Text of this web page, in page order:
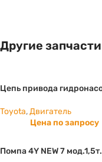
Другие
Цепь привода
Toyota,Двигатель
Цена по запросу
Помпа 4Y NEW 7 мод.1,5т.